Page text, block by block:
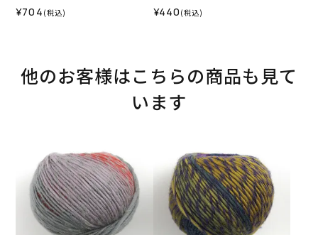
¥704 (税込) ¥440 (税込)
他のお客様はこちらの商品も見て
います